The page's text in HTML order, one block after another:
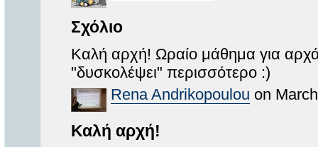
Σχόλιο
Καλή αρχή! Ωραίο μάθημα για
"δυσκολέψει" περισσότερο :)
Rena Andrikopoulou on
Καλή αρχή!